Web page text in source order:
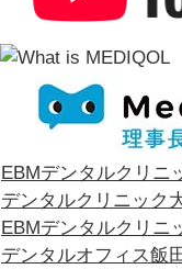
EBMデンタルクリニ
デンタルクリニック
EBMデンタルクリニ
デンタルオフィス飯